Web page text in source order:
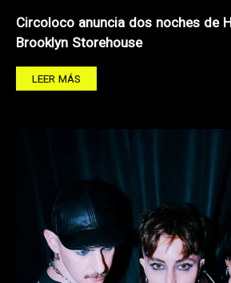
Circoloco anuncia dos noches de
Brooklyn Storehouse
LEER MÁS